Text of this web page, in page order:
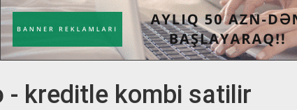
- kreditle kombi satilir